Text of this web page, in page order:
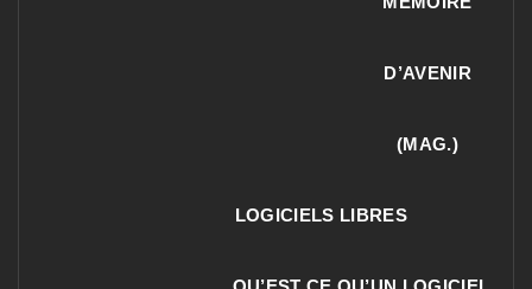
D’AVENIR
(MAG.)
LOGICIELS LIBRES